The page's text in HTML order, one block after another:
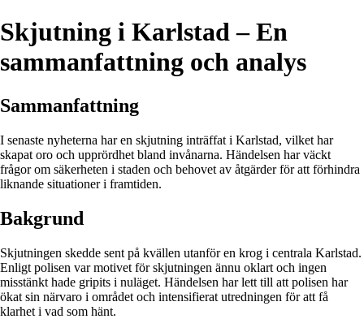
Skjutning i Karlstad – En
sammanfattning och analys
Sammanfattning
I senaste nyheterna har en skjutning inträffat i Karlstad, vilket har
skapat oro och upprördhet bland invånarna. Händelsen har väckt
frågor om säkerheten i staden och behovet av åtgärder för att förhindra
liknande situationer i framtiden.
Bakgrund
Skjutningen skedde sent på kvällen utanför en krog i centrala Karlstad.
Enligt polisen var motivet för skjutningen ännu oklart och ingen
misstänkt hade gripits i nuläget. Händelsen har lett till att polisen har
ökat sin närvaro i området och intensifierat utredningen för att få
klarhet i vad som hänt.